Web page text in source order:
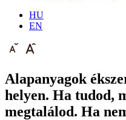
HU
EN
Alapanyagok
helyen. Ha tudod,
megtalálod. Ha